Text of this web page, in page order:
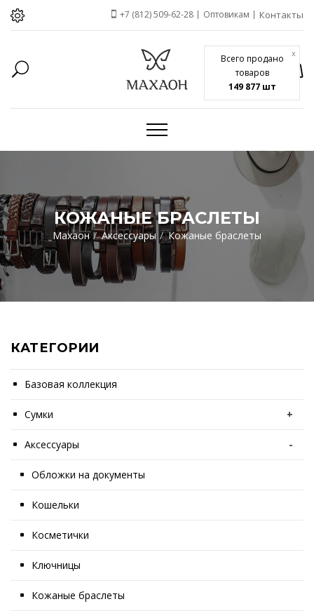
Всего продано
товаров
149 877 шт
x
+7 (812) 509-62-28 Оптовикам Контакты
КОЖАНЫЕ БРАСЛЕТЫ
Махаон Аксессуары Кожаные браслеты
КАТЕГОРИИ
Базовая коллекция
Сумки +
Аксессуары -
Обложки на документы
Кошельки
Косметички
Ключницы
Кожаные браслеты